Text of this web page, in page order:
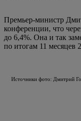
Премьер-министр
конференции, что
до 6,4%. Она и так
по итогам 11 месяцев
Источники фото: Дмитрий